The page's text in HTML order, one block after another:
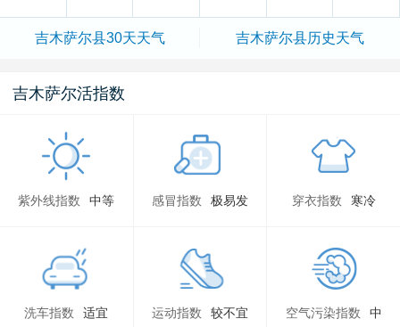
吉木萨尔县30天天气 吉木萨尔县历史天气
吉木萨尔活指数
紫外线指数 中等 感冒指数 极易发 穿衣指数 寒冷
洗车指数 适宜 运动指数 较不宜 空气污染指数 中